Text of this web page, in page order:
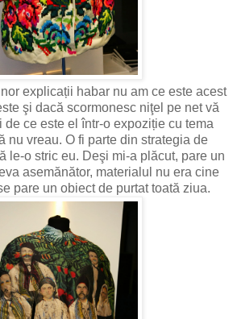
explicații habar nu am ce este acest
şi dacă scormonesc niţel pe net vă
de ce este el într-o expoziție cu tema
nu vreau. O fi parte din strategia de
le-o stric eu. Deşi mi-a plăcut, pare un
asemănător, materialul nu era cine
pare un obiect de purtat toată ziua.